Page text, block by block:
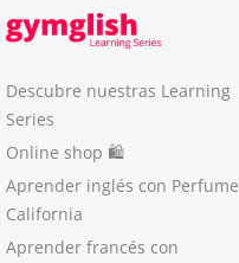
Descubre nuestras Learning
Series
Online shop 🛍
Aprender inglés con Perfume
California
Aprender francés con